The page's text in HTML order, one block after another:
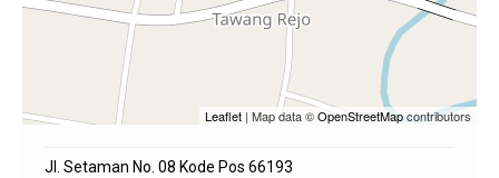
Leaflet | Map data ©OpenStreetMapcontributors
Jl. Setaman No. 08 Kode Pos 66193